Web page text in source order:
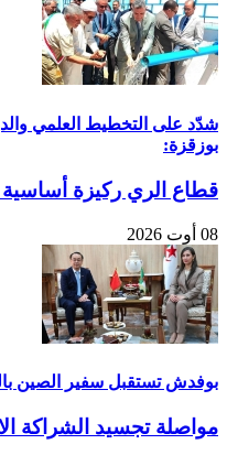
شدّد على التخطيط العلمي
بوزقزة:
قطاع الري ركيزة أساسية
08 أوت 2026
بوفدش تستقبل سفير الصين
مواصلة تجسيد الشراكة